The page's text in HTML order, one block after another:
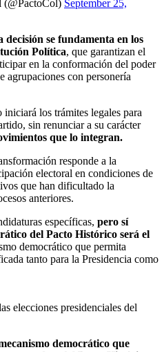
September 25,
decisión se fundamenta en los
Política, que garantizan el
en la conformación del poder
agrupaciones con personería
los trámites legales para
sin renunciar a su carácter
que lo integran.
responde a la
electoral en condiciones de
que han dificultado la
anteriores.
específicas, pero sí
del Pacto Histórico será el
democrático que permita
tanto para la Presidencia como
elecciones presidenciales del
democrático que